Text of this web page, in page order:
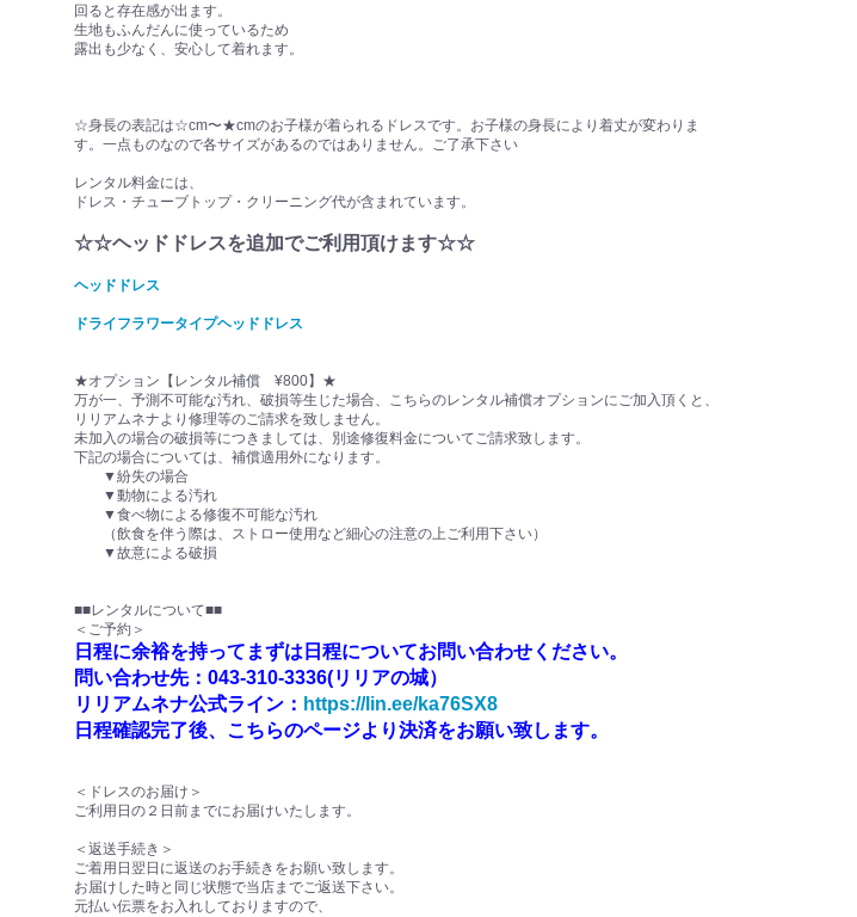
回ると存在感が出ます。
生地もふんだんに使っているため
露出も少なく、安心して着れます。
☆身長の表記は☆cm〜★cmのお子様が着られるドレスです。お子様の身長により着丈が変わりま
す。一点ものなので各サイズがあるのではありません。ご了承下さい
レンタル料金には、
ドレス・チューブトップ・クリーニング代が含まれています。
☆☆ヘッドドレスを追加でご利用頂けます☆☆
ヘッドドレス
ドライフラワータイプヘッドドレス
★オプション【レンタル補償 ¥800】★
万が一、予測不可能な汚れ、破損等生じた場合、こちらのレンタル補償オプションにご加入頂くと、
リリアムネナより修理等のご請求を致しません。
未加入の場合の破損等につきましては、別途修復料金についてご請求致します。
下記の場合については、補償適用外になります。
▼紛失の場合
▼動物による汚れ
▼食べ物による修復不可能な汚れ
（飲食を伴う際は、ストロー使用など細心の注意の上ご利用下さい）
▼故意による破損
■■レンタルについて■■
＜ご予約＞
日程に余裕を持ってまずは日程についてお問い合わせください。
問い合わせ先：043-310-3336(リリアの城）
リリアムネナ公式ライン： https://lin.ee/ka76SX8
日程確認完了後、こちらのページより決済をお願い致します。
＜ドレスのお届け＞
ご利用日の２日前までにお届けいたします。
＜返送手続き＞
ご着用日翌日に返送のお手続きをお願い致します。
お届けした時と同じ状態で当店までご返送下さい。
元払い伝票をお入れしておりますので、